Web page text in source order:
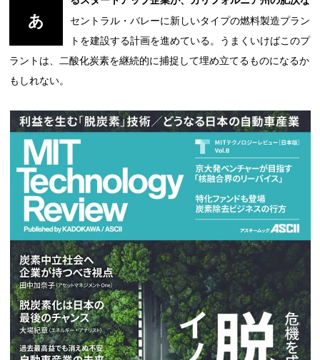
あ
セントラル・バレーに新しいタイプの燃料製造プラン
トを建設する計画を進めている。うまくいけばこのプ
ラントは、二酸化炭素を継続的に捕捉して埋め立てるものになるか
もしれない。